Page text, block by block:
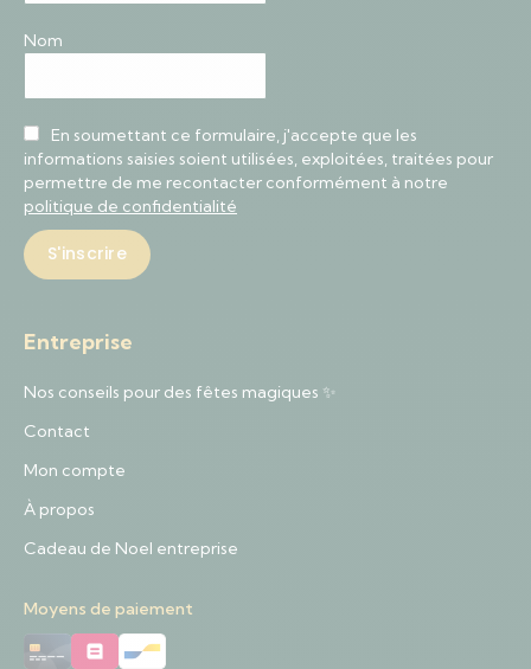
Nom
En soumettant ce formulaire, j'accepte que les
informations saisies soient utilisées, exploitées, traitées pour
permettre de me recontacter conformément à notre
politique de confidentialité
Entreprise
Nos conseils pour des fêtes magiques ✨
Contact
Mon compte
À propos
Cadeau de Noel entreprise
Moyens de paiement